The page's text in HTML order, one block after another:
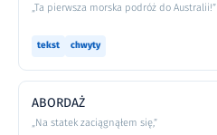
„Ta pierwsza morska podróż do Australii!”
tekst chwyty
ABORDAŻ
„Na statek zaciągnąłem się,”